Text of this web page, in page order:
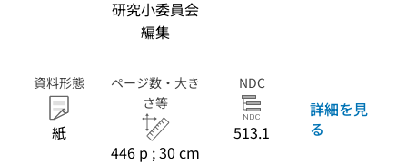
研究小委員会
編集
資料形態
紙
ページ数・大き
さ等
446 p ; 30 cm
NDC
513.1
詳細を見
る